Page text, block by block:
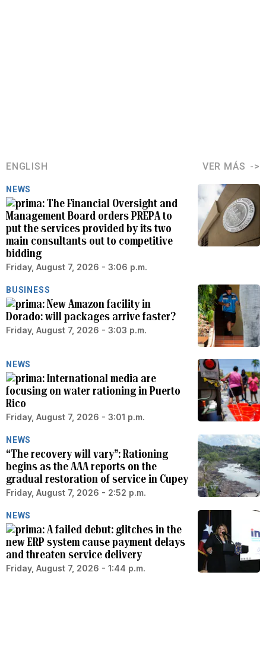
ENGLISH VER MÁS
NEWS
The Financial Oversight and
Management Board orders PREPA to
put the services provided by its two
main consultants out to competitive
bidding
Friday, August 7, 2026 - 3:06 p.m.
BUSINESS
New Amazon facility in
Dorado: will packages arrive faster?
Friday, August 7, 2026 - 3:03 p.m.
NEWS
International media are
focusing on water rationing in Puerto
Rico
Friday, August 7, 2026 - 3:01 p.m.
NEWS
“The recovery will vary”: Rationing
begins as the AAA reports on the
gradual restoration of service in Cupey
Friday, August 7, 2026 - 2:52 p.m.
NEWS
A failed debut: glitches in the
new ERP system cause payment delays
and threaten service delivery
Friday, August 7, 2026 - 1:44 p.m.